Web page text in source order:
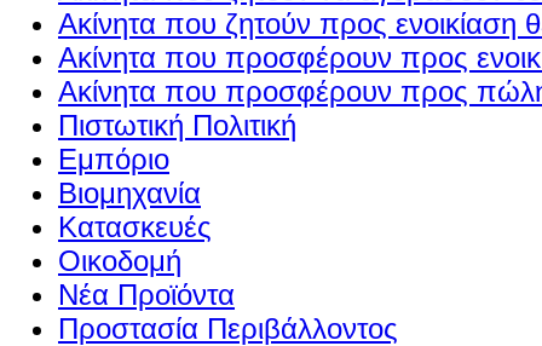
Ακίνητα που ζητούν προς ενοικίαση
Ακίνητα που προσφέρουν προς
Ακίνητα που προσφέρουν προς
Πιστωτική Πολιτική
Εμπόριο
Βιομηχανία
Κατασκευές
Οικοδομή
Νέα Προϊόντα
Προστασία Περιβάλλοντος